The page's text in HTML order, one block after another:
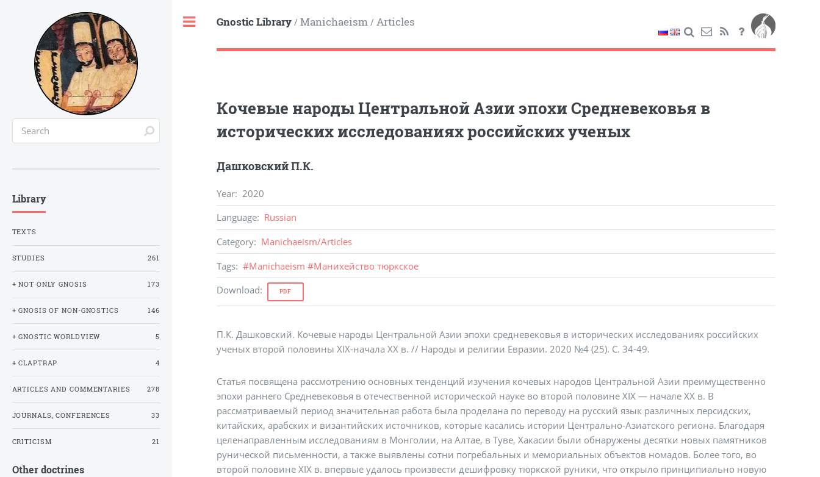
Gnostic Library/ Manichaeism/ Articles
Кочевые народы Центральной Азии эпохи Средневековья в
исторических исследованиях российских ученых
Дашковский П.К.
Year: 2020
Language: Russian
Category: Manichaeism/Articles
Tags: #Manichaeism #Манихейство тюркское
Download: PDF
П.К. Дашковский. Кочевые народы Центральной Азии эпохи средневековья в исторических исследованиях российских
ученых второй половины XIX-начала XX в. // Народы и религии Евразии. 2020 №4 (25). С. 34-49.
Статья посвящена рассмотрению основных тенденций изучения кочевых народов Центральной Азии преимущественно
эпохи раннего Cредневековья в отечественной исторической науке во второй половине XIX — начале XX в. В
рассматриваемый период значительная работа была проделана по переводу на русский язык различных персидских,
китайских, арабских и византийских источников, которые касались истории Центрально-Азиатского региона. Благодаря
целенаправленным исследованиям в Монголии, на Алтае, в Туве, Хакасии были обнаружены десятки новых памятников
рунической письменности, а также выявлены сотни погребальных и мемориальных объектов номадов. Более того, во
второй половине XIX в. впервые удалось произвести дешифровку тюркской руники, что открыло принципиально новую
Library
TEXTS
STUDIES 261
+ NOT ONLY GNOSIS 173
+ GNOSIS OF NON-GNOSTICS 146
+ GNOSTIC WORLDVIEW 5
+ CLAPTRAP 4
ARTICLES AND COMMENTARIES 278
JOURNALS, CONFERENCES 33
CRITICISM 21
Other doctrines
Toggle